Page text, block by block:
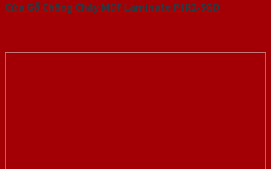
Cửa Gỗ Chống Cháy MDF Laminate P1R2-SGD